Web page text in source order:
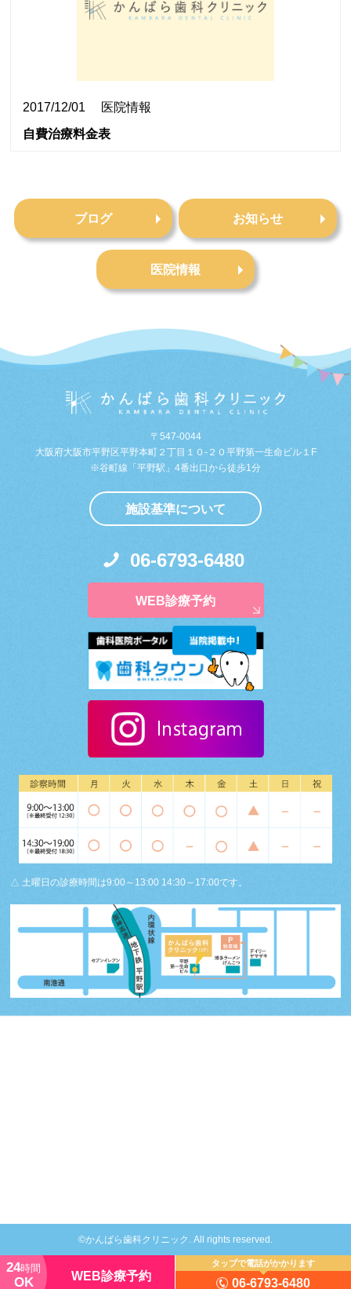
2017/12/01
医院情報
自費治療料金表
ブログ お知らせ
医院情報
〒547-0044
大阪府大阪市平野区平野本町２丁目１０-２０平野第一生命ビル１F
※谷町線「平野駅」4番出口から徒歩1分
施設基準について
06-6793-6480
WEB診療予約
△ 土曜日の診療時間は9:00～13:00 14:30～17:00です。
24時間
OK WEB診療予約
タップで電話がかかります
06-6793-6480
©かんばら歯科クリニック. All rights reserved.